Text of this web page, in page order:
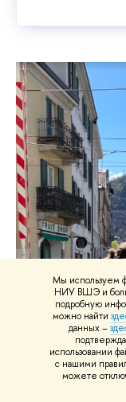
Мы используем
НИУ ВШЭ и
подробную
можно найти
данных –
использовании
с нашими
можете